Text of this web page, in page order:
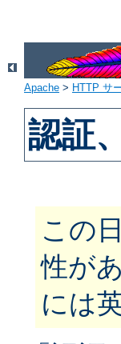
Apache > HTTP サ
認証
この
性が
には